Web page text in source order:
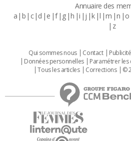
Annuaire des
a b c d e f g h i j k l m n o
z
Qui sommes nous Contact Publicité
Données personnelles
Paramétrer les
Tous les articles
Corrections ©